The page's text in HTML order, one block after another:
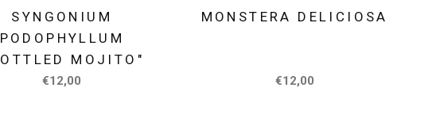
SYNGONIUM
PODOPHYLLUM
MOJITO"
€12,00
MONSTERA DELICIOSA
€12,00